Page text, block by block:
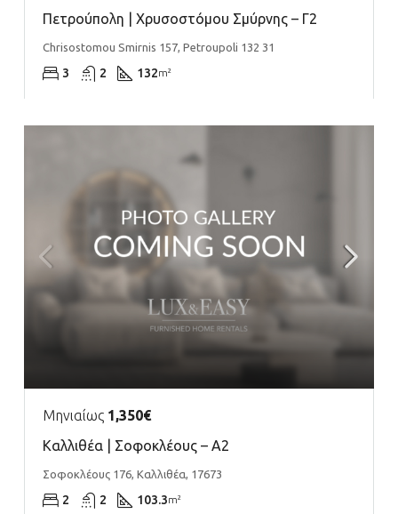
Πετρούπολη | Χρυσοστόμου Σμύρνης – Γ2
Chrisostomou Smirnis 157, Petroupoli 132 31
3 2 132m²
Μηνιαίως 1,350€
Καλλιθέα | Σοφοκλέους – Α2
Σοφοκλέους 176, Καλλιθέα, 17673
2 2 103.3m²